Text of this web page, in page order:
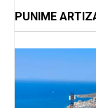
PUNIME